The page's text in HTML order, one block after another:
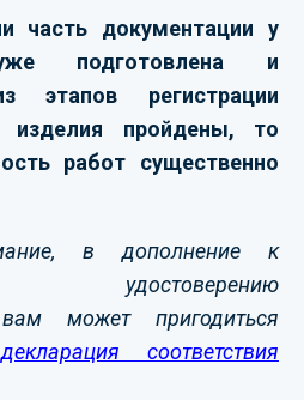
часть документации у
подготовлена и
этапов регистрации
изделия пройдены, то
работ существенно
в дополнение к
удостоверению
может пригодиться
соответствия